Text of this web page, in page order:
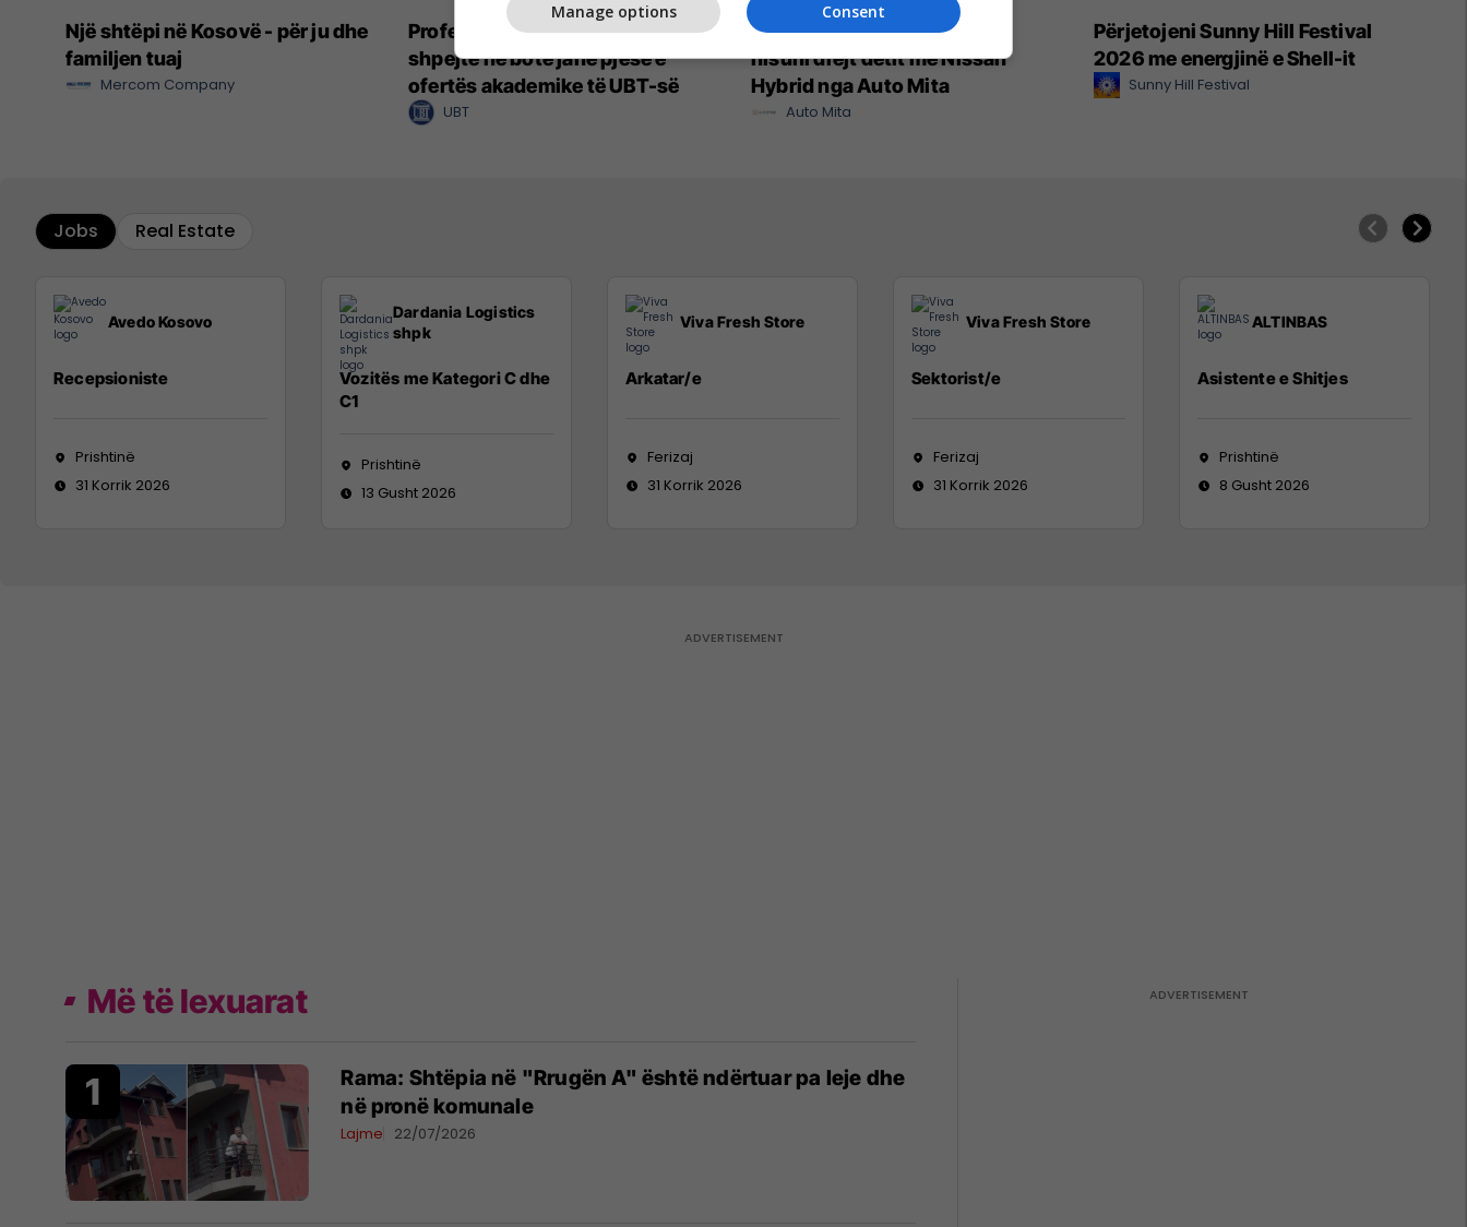
Një shtëpi në Kosovë - për ju dhe
familjen tuaj
Mercom Company
Profesionet me rritjen më të
shpejtë në botë janë pjesë e
ofertës akademike të UBT-së
UBT
Deri në 10,000 euro zbritje –
nisuni drejt detit me Nissan
Hybrid nga Auto Mita
Auto Mita
Përjetojeni Sunny Hill Festival
2026 me energjinë e Shell-it
Sunny Hill Festival
Jobs Real Estate
Avedo Kosovo
Recepsioniste
Prishtinë
31 Korrik 2026
Dardania Logistics
shpk
Vozitës me Kategori C dhe
C1
Prishtinë
13 Gusht 2026
Viva Fresh Store
Arkatar/e
Ferizaj
31 Korrik 2026
Viva Fresh Store
Sektorist/e
Ferizaj
31 Korrik 2026
ALTINBAS
Asistente e Shitjes
Prishtinë
8 Gusht 2026
Më të lexuarat
Rama: Shtëpia në "Rrugën A" është ndërtuar pa leje dhe
në pronë komunale
Lajme 22/07/2026
Consent
Manage options